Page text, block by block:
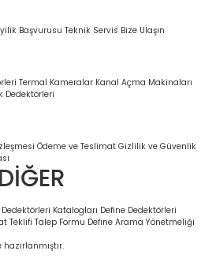
Başvurusu Teknik Servis Bize Ulaşın
Termal Kameralar Kanal Açma Makinaları
Dedektörleri
Ödeme ve Teslimat Gizlilik ve Güvenlik
Dedektörleri Katalogları Define Dedektörleri
Teklifi Talep Formu Define Arama Yönetmeliği